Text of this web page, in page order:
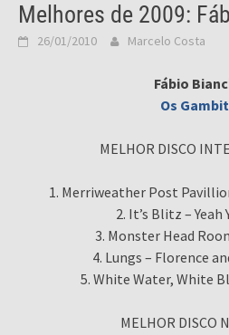
Melhores de 2009:
26/01/2010 Marcelo Costa
Fábio
Os
MELHOR DISCO
1. Merriweather Post
2. It’s Blitz – Yeah
3. Monster Head
4. Lungs – Florence
5. White Water, White
MELHOR DISCO